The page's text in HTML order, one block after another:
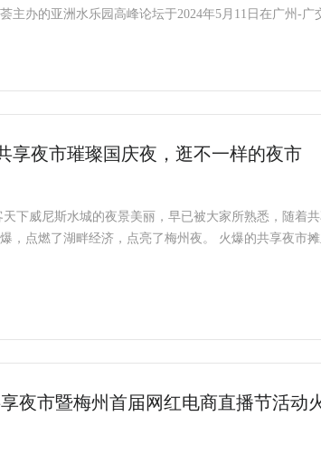
主办的亚洲水乐园高峰论坛于2024年5月11日在广州-广
享夜市璀璨国庆夜，逛不一样的夜市
下威尼斯水城的夜景美丽，早已被大家所熟悉，随着
，点燃了湖畔经济，点亮了梅州夜。 火爆的共享夜市
夜市暨梅州首届网红电商直播节活动